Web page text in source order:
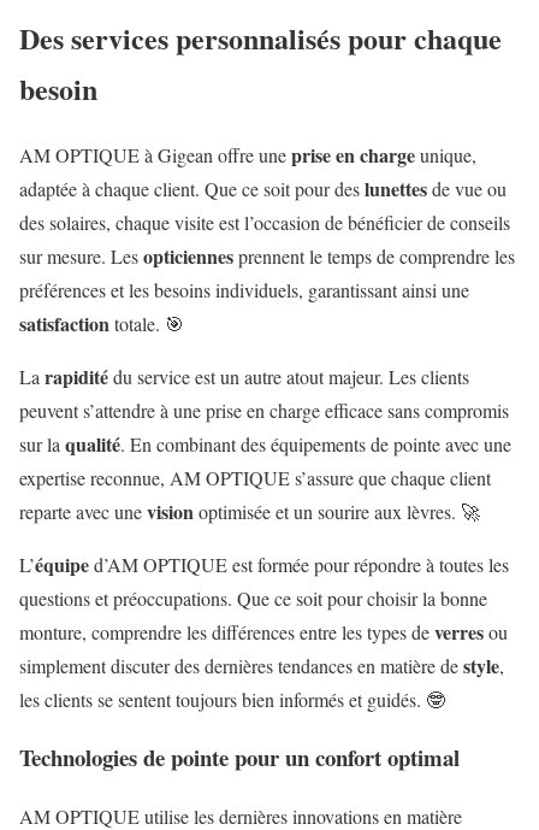
Des services personnalisés pour chaque
besoin
AM OPTIQUE à Gigean offre uneprise en chargeunique,
adaptée à chaque client. Que ce soit pour deslunettesde vue ou
des solaires, chaque visite est l’occasion de bénéficier de conseils
sur mesure. Lesopticiennesprennent le temps de comprendre les
préférences et les besoins individuels, garantissant ainsi une
satisfaction totale. 🎯
La rapiditédu service est un autre atout majeur. Les clients
peuvent s’attendre à une prise en charge efficace sans compromis
sur la qualité. En combinant des équipements de pointe avec une
expertise reconnue, AM OPTIQUE s’assure que chaque client
reparte avec unevision optimisée et un sourire aux lèvres. 🚀
L’équiped’AM OPTIQUE est formée pour répondre à toutes les
questions et préoccupations. Que ce soit pour choisir la bonne
monture, comprendre les différences entre les types deverresou
simplement discuter des dernières tendances en matière destyle,
les clients se sentent toujours bien informés et guidés. 🤓
Technologies de pointe pour un confort optimal
AM OPTIQUE utilise les dernières innovations en matière